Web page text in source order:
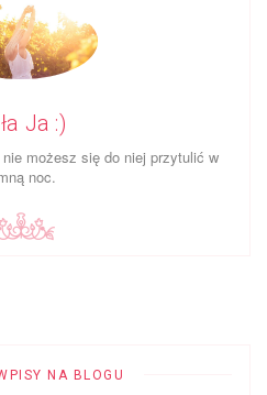
Ja :)
możesz się do niej przy­tulić w
noc.
NA BLOGU